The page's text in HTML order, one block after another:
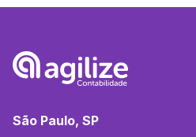
São Paulo, SP